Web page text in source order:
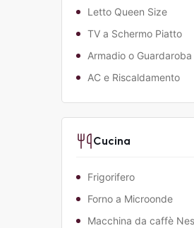
Letto Queen Size
TV a Schermo Piatto
Armadio o Guardaroba
AC e Riscaldamento
Cucina
Frigorifero
Forno a Microonde
Macchina da caffè